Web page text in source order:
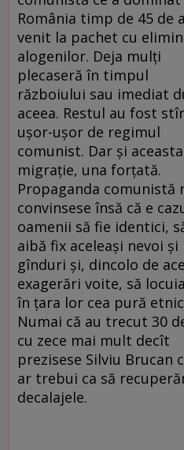
România timp de 45 de
venit la pachet cu
alogenilor. Deja mulți
plecaseră în timpul
războiului sau imediat
aceea. Restul au fost
ușor-ușor de regimul
comunist. Dar și
migrație, una forțată.
Propaganda comunistă
convinsese însă că e
oamenii să fie identici,
aibă fix aceleași nevoi și
gînduri și, dincolo de
exagerări voite, să
în țara lor cea pură
Numai că au trecut 30
cu zece mai mult decît
prezisese Silviu Brucan
ar trebui ca să
decalajele.